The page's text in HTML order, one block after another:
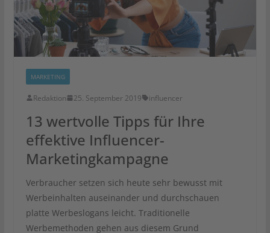
MARKETING
Redaktion 25. September 2019 influencer
13 wertvolle Tipps für Ihre
effektive Influencer-
Marketingkampagne
Verbraucher setzen sich heute sehr bewusst mit
Werbeinhalten auseinander und durchschauen
platte Werbeslogans leicht. Traditionelle
Werbemethoden gehen aus diesem Grund